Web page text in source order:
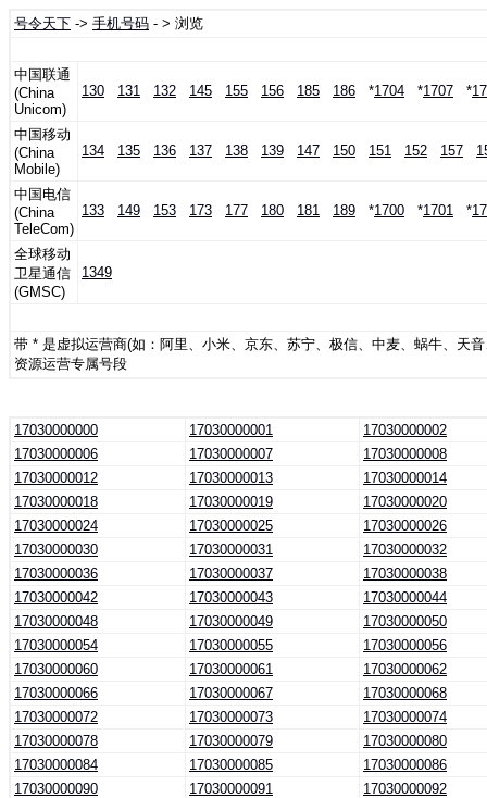
号令天下 -> 手机号码 - > 浏览
中国联通
(China
Unicom)
130 131 132 145 155 156 185 186 *1704 *1707 *
中国移动
(China
Mobile)
134 135 136 137 138 139 147 150 151 152 157
中国电信
(China
TeleCom)
133 149 153 173 177 180 181 189 *1700 *1701 *
全球移动
卫星通信
(GMSC)
1349
带 * 是虚拟运营商(如：阿里、小米、京东、苏宁、极信、中麦、蜗牛、天
资源运营专属号段
17030000000 17030000001
17030000002
17030000006
17030000007
17030000008
17030000012
17030000013
17030000014
17030000018
17030000019
17030000020
17030000024
17030000025
17030000026
17030000030
17030000031
17030000032
17030000036
17030000037
17030000038
17030000042
17030000043
17030000044
17030000048
17030000049
17030000050
17030000054
17030000055
17030000056
17030000060
17030000061
17030000062
17030000066
17030000067
17030000068
17030000072
17030000073
17030000074
17030000078
17030000079
17030000080
17030000084
17030000085
17030000086
17030000090
17030000091
17030000092